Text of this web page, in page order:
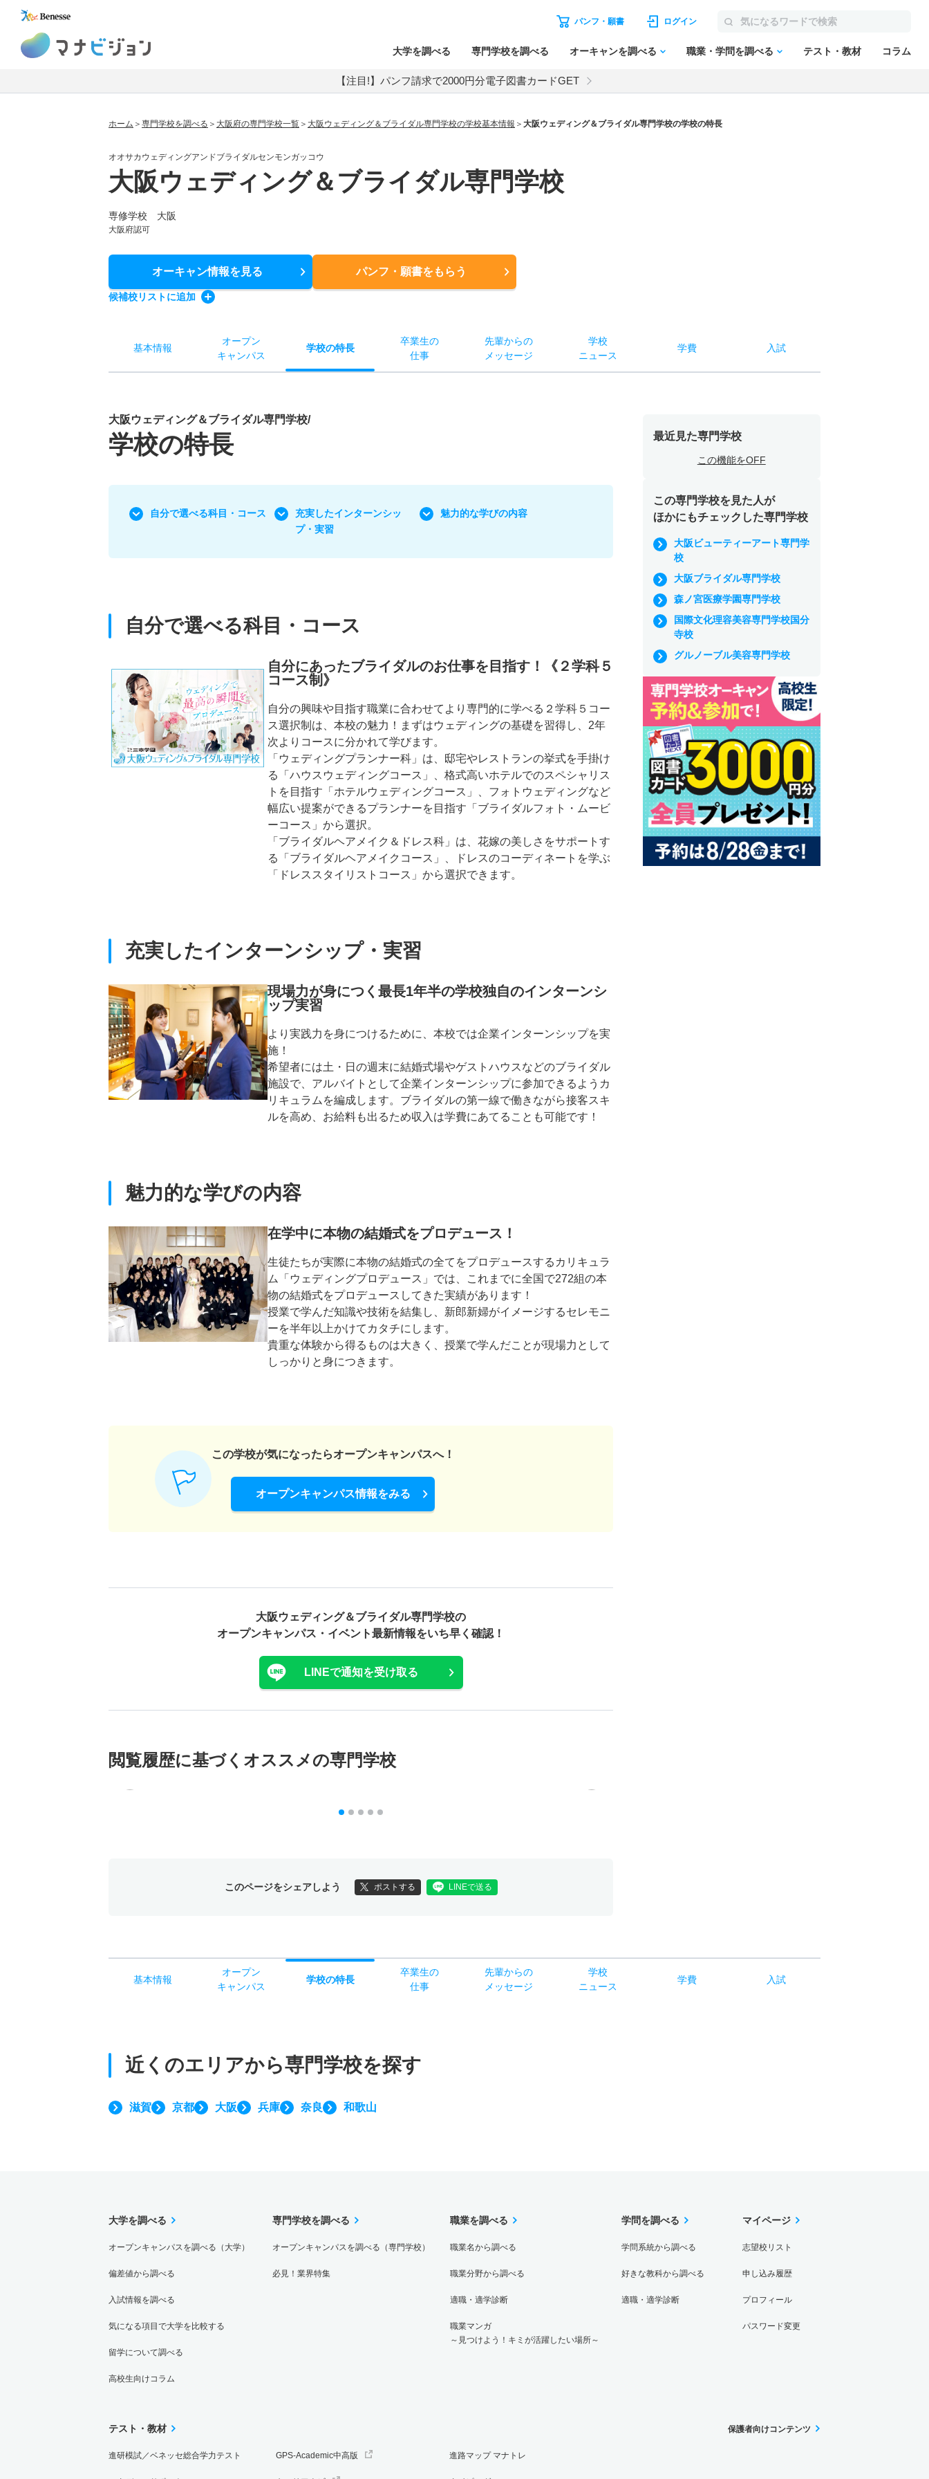
パンフ・願書 ログイン
大学を調べる 専門学校を調べる オーキャンを調べる 職業・学問を調べる テスト・教材 コラム
【注目!】パンフ請求で2000円分電子図書カードGET
ホーム 専門学校を調べる 大阪府の専門学校一覧 大阪ウェディング＆ブライダル専門学校の学校基本情報 大阪ウェディング＆ブライダル専門学校の学校の特長
オオサカウェディングアンドブライダルセンモンガッコウ
大阪ウェディング＆ブライダル専門学校
専修学校 大阪
大阪府認可
オーキャン情報を見る パンフ・願書をもらう
候補校リストに追加
基本情報
オープン
キャンパス
学校の特長
卒業生の
仕事
先輩からの
メッセージ
学校
ニュース
学費 入試
大阪ウェディング＆ブライダル専門学校/
学校の特長
自分で選べる科目・コース
充実したインターンシッ
プ・実習
魅力的な学びの内容
自分で選べる科目・コース
自分にあったブライダルのお仕事を目指す！《２学科５
コース制》
自分の興味や目指す職業に合わせてより専門的に学べる２学科５コー
ス選択制は、本校の魅力！まずはウェディングの基礎を習得し、2年
次よりコースに分かれて学びます。
「ウェディングプランナー科」は、邸宅やレストランの挙式を手掛け
る「ハウスウェディングコース」、格式高いホテルでのスペシャリス
トを目指す「ホテルウェディングコース」、フォトウェディングなど
幅広い提案ができるプランナーを目指す「ブライダルフォト・ムービ
ーコース」から選択。
「ブライダルヘアメイク＆ドレス科」は、花嫁の美しさをサポートす
る「ブライダルヘアメイクコース」、ドレスのコーディネートを学ぶ
「ドレススタイリストコース」から選択できます。
充実したインターンシップ・実習
現場力が身につく最長1年半の学校独自のインターンシ
ップ実習
より実践力を身につけるために、本校では企業インターンシップを実
施！
希望者には土・日の週末に結婚式場やゲストハウスなどのブライダル
施設で、アルバイトとして企業インターンシップに参加できるようカ
リキュラムを編成します。ブライダルの第一線で働きながら接客スキ
ルを高め、お給料も出るため収入は学費にあてることも可能です！
魅力的な学びの内容
在学中に本物の結婚式をプロデュース！
生徒たちが実際に本物の結婚式の全てをプロデュースするカリキュラ
ム「ウェディングプロデュース」では、これまでに全国で272組の本
物の結婚式をプロデュースしてきた実績があります！
授業で学んだ知識や技術を結集し、新郎新婦がイメージするセレモニ
ーを半年以上かけてカタチにします。
貴重な体験から得るものは大きく、授業で学んだことが現場力として
しっかりと身につきます。
この学校が気になったらオープンキャンパスへ！
オープンキャンパス情報をみる
大阪ウェディング＆ブライダル専門学校の
オープンキャンパス・ イベント最新情報をいち早く確認！
LINEで通知を受け取る
閲覧履歴に基づく オススメの専門学校
このページをシェアしよう ポストする LINEで送る
最近見た専門学校
この機能をOFF
この専門学校を見た人が
ほかにもチェックした専門学校
大阪ビューティーアート専門学
校
大阪ブライダル専門学校
森ノ宮医療学園専門学校
国際文化理容美容専門学校国分
寺校
グルノーブル美容専門学校
基本情報
オープン
キャンパス
学校の特長
卒業生の
仕事
先輩からの
メッセージ
学校
ニュース
学費 入試
近くのエリアから専門学校を探す
滋賀 京都 大阪 兵庫 奈良 和歌山
大学を調べる
オープンキャンパスを調べる（大学）
偏差値から調べる
入試情報を調べる
気になる項目で大学を比較する
留学について調べる
高校生向けコラム
専門学校を調べる
オープンキャンパスを調べる（専門学校）
必見！業界特集
職業を調べる
職業名から調べる
職業分野から調べる
適職・適学診断
職業マンガ
～見つけよう！キミが活躍したい場所～
学問を調べる
学問系統から調べる
好きな教科から調べる
適職・適学診断
マイページ
志望校リスト
申し込み履歴
プロフィール
パスワード変更
テスト・教材
進研模試／ベネッセ総合学力テスト GPS-Academic中高版 進路マップ マナトレ
保護者向けコンテンツ